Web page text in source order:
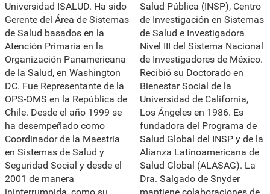
Universidad ISALUD. Ha sido
Gerente del Área de Sistemas
de Salud basados en la
Atención Primaria en la
Organización Panamericana
de la Salud, en Washington
DC. Fue Representante de la
OPS-OMS en la República de
Chile. Desde el año 1999 se
ha desempeñado como
Coordinador de la Maestría
en Sistemas de Salud y
Seguridad Social y desde el
2001 de manera
Salud Pública (INSP), Centro
de Investigación en Sistemas
de Salud e Investigadora
Nivel III del Sistema Nacional
de Investigadores de México.
Recibió su Doctorado en
Bienestar Social de la
Universidad de California,
Los Ángeles en 1986. Es
fundadora del Programa de
Salud Global del INSP y de la
Alianza Latinoamericana de
Salud Global (ALASAG). La
Dra. Salgado de Snyder